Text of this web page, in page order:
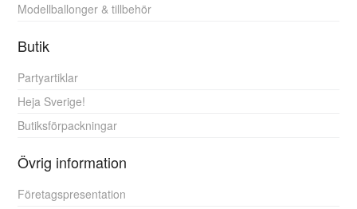
Modellballonger & tillbehör
Butik
Partyartiklar
Heja Sverige!
Butiksförpackningar
Övrig information
Företagspresentation